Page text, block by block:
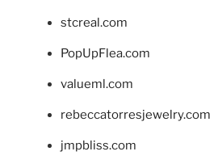
stcreal.com
PopUpFlea.com
valueml.com
rebeccatorresjewelry.com
jmpbliss.com